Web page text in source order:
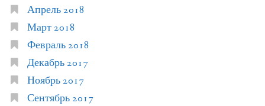
Апрель 2018
Март 2018
Февраль 2018
Декабрь 2017
Ноябрь 2017
Сентябрь 2017